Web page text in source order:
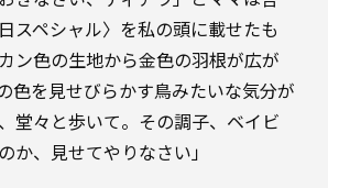
スペシャル〉を私の頭に載せたも
ン色の生地から金色の羽根が広が
色を見せびらかす鳥みたいな気分が
堂々と歩いて。その調子、ベイビ
か、見せてやりなさい」